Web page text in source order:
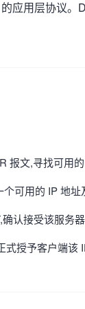
应用层协议
报文,寻找可用
可用的 IP 地址
认接受该服务
式授予客户端该